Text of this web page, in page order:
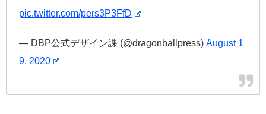
pic.twitter.com/pers3P3FfD
— DBP公式デザイン課 (@dragonballpress) August 1
9, 2020